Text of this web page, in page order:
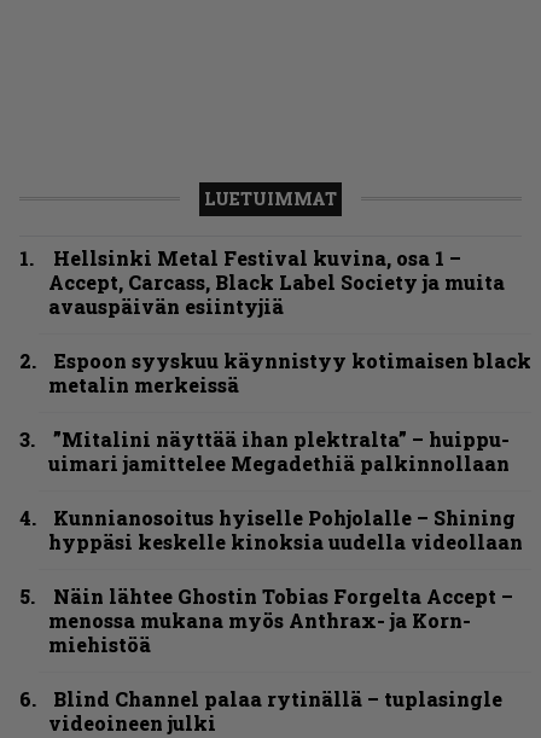
LUETUIMMAT
Hellsinki Metal Festival kuvina, osa 1 –
Accept, Carcass, Black Label Society ja muita
avauspäivän esiintyjiä
Espoon syyskuu käynnistyy kotimaisen black
metalin merkeissä
”Mitalini näyttää ihan plektralta” – huippu-
uimari jamittelee Megadethiä palkinnollaan
Kunnianosoitus hyiselle Pohjolalle – Shining
hyppäsi keskelle kinoksia uudella videollaan
Näin lähtee Ghostin Tobias Forgelta Accept –
menossa mukana myös Anthrax- ja Korn-
miehistöä
Blind Channel palaa rytinällä – tuplasingle
videoineen julki